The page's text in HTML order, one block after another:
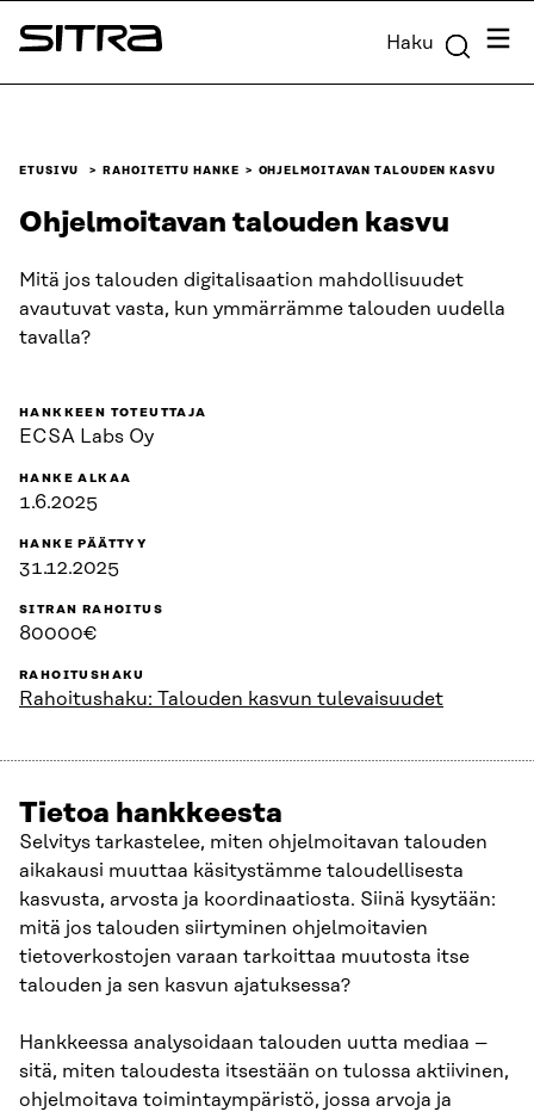
Siirry
suoraan
Sitra Haku
ETUSIVU RAHOITETTU HANKE OHJELMOITAVAN TALOUDEN KASVU
Ohjelmoitavan talouden kasvu
Mitä jos talouden digitalisaation mahdollisuudet
avautuvat vasta, kun ymmärrämme talouden uudella
tavalla?
HANKKEEN TOTEUTTAJA
ECSA Labs Oy
HANKE ALKAA
1.6.2025
HANKE PÄÄTTYY
31.12.2025
SITRAN RAHOITUS
80000€
RAHOITUSHAKU
Rahoitushaku: Talouden kasvun tulevaisuudet
Tietoa hankkeesta
Selvitys tarkastelee, miten ohjelmoitavan talouden
aikakausi muuttaa käsitystämme taloudellisesta
kasvusta, arvosta ja koordinaatiosta. Siinä kysytään:
mitä jos talouden siirtyminen ohjelmoitavien
tietoverkostojen varaan tarkoittaa muutosta itse
talouden ja sen kasvun ajatuksessa?
Hankkeessa analysoidaan talouden uutta mediaa –
sitä, miten taloudesta itsestään on tulossa aktiivinen,
ohjelmoitava toimintaympäristö, jossa arvoja ja